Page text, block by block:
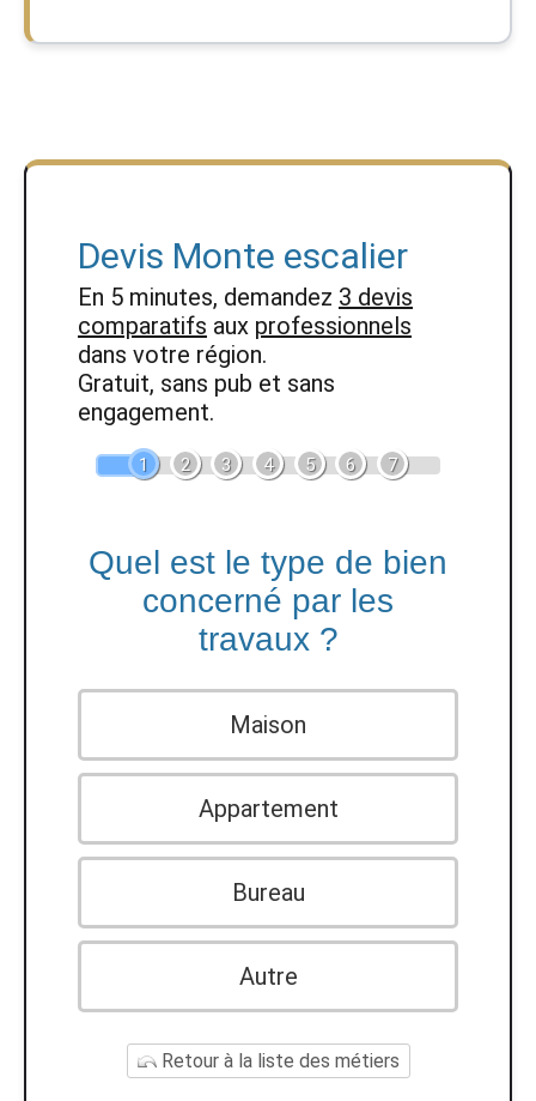
Devis Monte escalier
En 5 minutes, demandez 3 devis
comparatifs aux professionnels
dans votre région.
Gratuit, sans pub et sans
engagement.
1 2 3 4 5 6 7
Quel est le type de bien
concerné par les
travaux ?
Maison
Appartement
Bureau
Autre
Retour à la liste des métiers